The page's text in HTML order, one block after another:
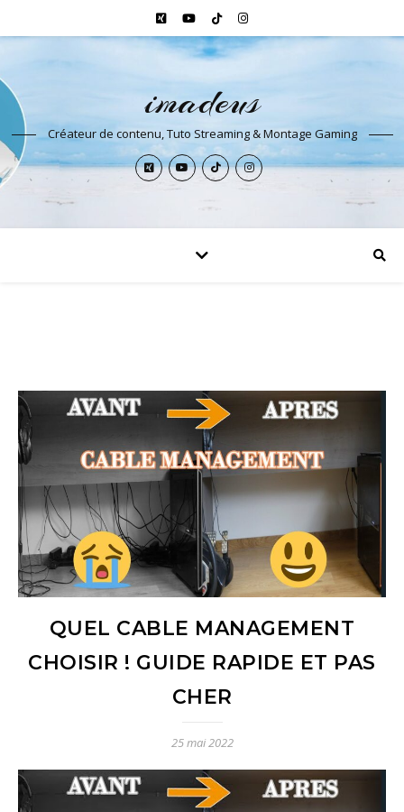
imadeus
Créateur de contenu, Tuto Streaming & Montage Gaming
QUEL CABLE MANAGEMENT
CHOISIR ! GUIDE RAPIDE ET PAS
CHER
25 mai 2022